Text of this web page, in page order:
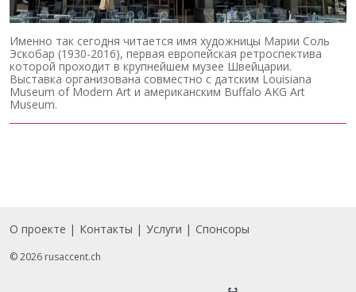
Именно так сегодня читается имя художницы Марии Соль
Эскобар (1930-2016), первая европейская ретроспектива
которой проходит в крупнейшем музее Швейцарии.
Выставка организована совместно с датским Louisiana
Museum of Modern Art и американским Buffalo AKG Art
Museum.
Footer
О проекте Контакты Услуги Спонсоры
© 2026 rusaccent.ch